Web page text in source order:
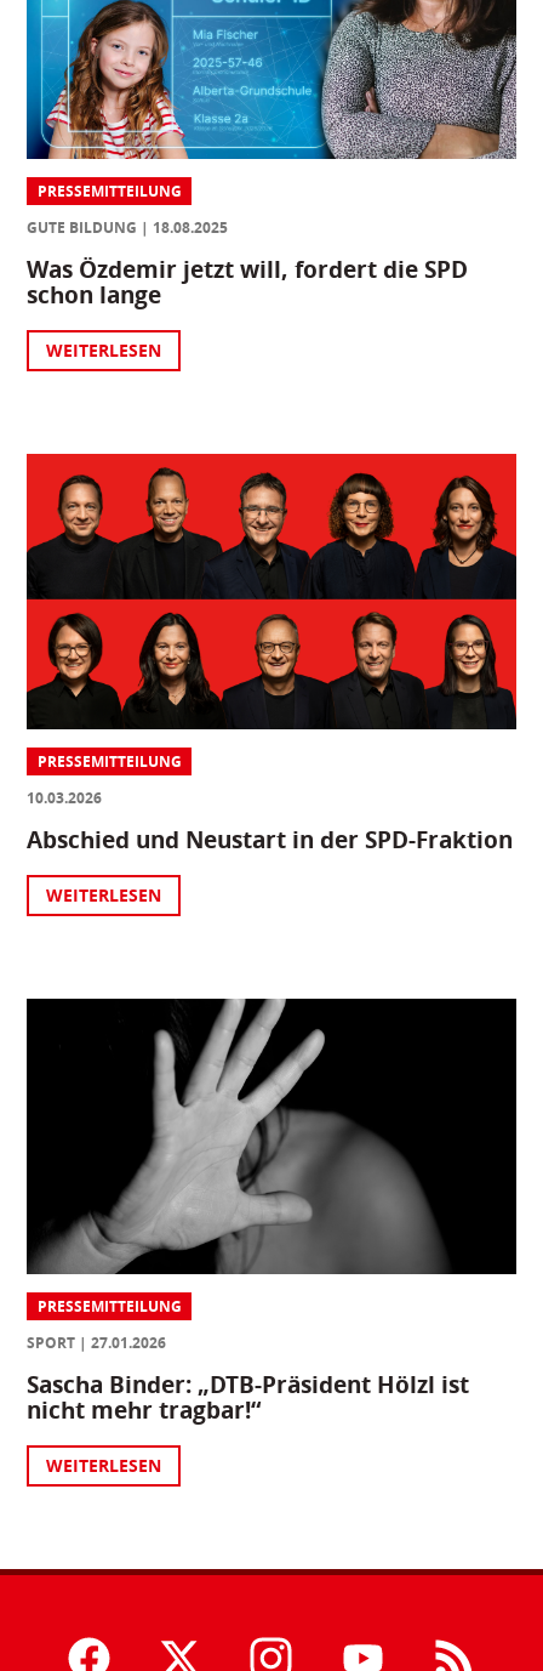
PRESSEMITTEILUNG
GUTE BILDUNG
18.08.2025
Was Özdemir jetzt will, fordert die SPD
schon lange
WEITERLESEN
PRESSEMITTEILUNG
10.03.2026
Abschied und Neustart in der SPD-Fraktion
WEITERLESEN
PRESSEMITTEILUNG
SPORT
27.01.2026
Sascha Binder: „DTB-Präsident Hölzl ist
nicht mehr tragbar!“
WEITERLESEN